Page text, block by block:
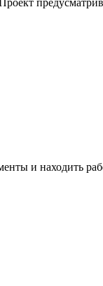
и находить